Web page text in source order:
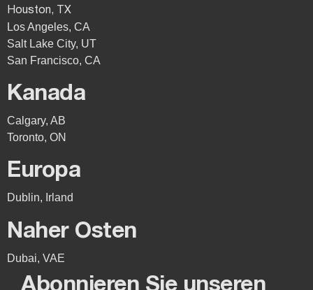
Houston, TX
Los Angeles, CA
Salt Lake City, UT
San Francisco, CA
Kanada
Calgary, AB
Toronto, ON
Europa
Dublin, Irland
Naher Osten
Dubai, VAE
Abonnieren Sie unseren